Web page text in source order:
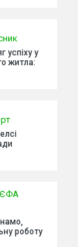
успіху у
житла:
роботу